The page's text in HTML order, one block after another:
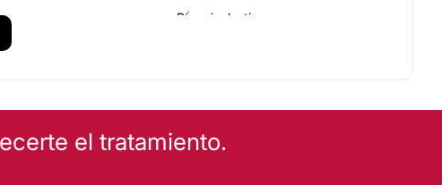
Braquioplastia
mamaria
el tratamiento.